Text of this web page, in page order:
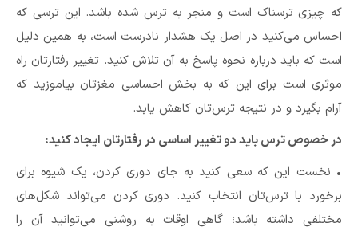
که چیزی ترسناک است و منجر به ترس شده باشد. این ترسی که
احساس می‌کنید در اصل یک هشدار نادرست است، به همین دلیل
است که باید درباره نحوه پاسخ به آن تلاش کنید. تغییر رفتار‌تان راه
موثری است برای این که به بخش احساسی مغز‌تان بیاموزید که
آرام بگیرد و در نتیجه ترس‌تان کاهش یابد.
در خصوص ترس باید دو تغییر اساسی در رفتار‌تان ایجاد کنید:
• نخست این که سعی کنید به جای دوری کردن، یک شیوه برای
برخورد با ترس‌تان انتخاب کنید. دوری کردن می‌تواند شکل‌های
مختلفی داشته باشد؛ گاهی اوقات به روشنی می‌توانید آن را